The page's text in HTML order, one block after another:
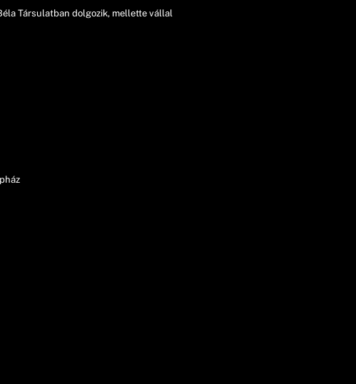
Társulatban dolgozik, mellette vállal